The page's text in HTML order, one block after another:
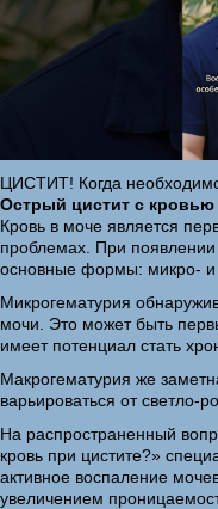
ЦИСТИТ! Когда
Острый цистит с кровью
Кровь в моче является
проблемах. При
основные формы: микро- и
Микрогематурия
мочи. Это может быть
имеет потенциал стать
Макрогематурия же
варьироваться от светло-
На распространенный
кровь при цистите?»
активное воспаление
увеличением